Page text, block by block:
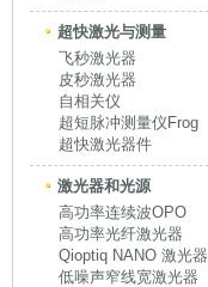
超快激光与测量
飞秒激光器
皮秒激光器
自相关仪
超短脉冲测量仪Frog
超快激光器件
激光器和光源
高功率连续波OPO
高功率光纤激光器
Qioptiq NANO 激光器
低噪声窄线宽激光器